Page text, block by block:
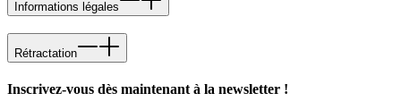
Informations légales
Rétractation
Inscrivez-vous dès maintenant à la newsletter !